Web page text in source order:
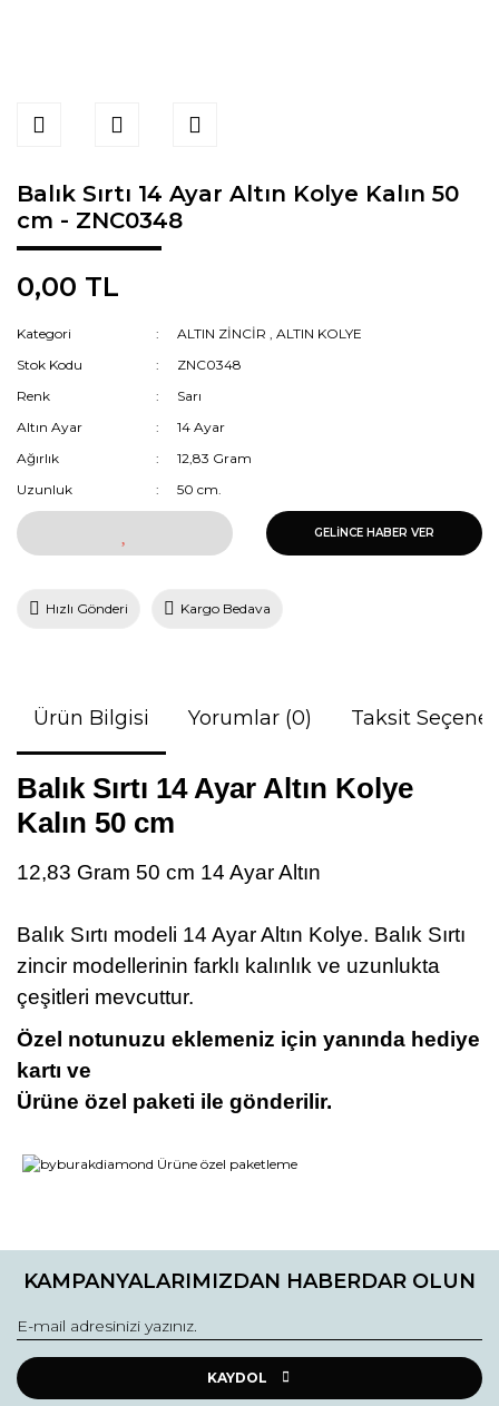
Balık Sırtı 14 Ayar Altın Kolye Kalın 50
cm - ZNC0348
0,00 TL
Kategori ALTIN ZİNCİR ,ALTIN KOLYE
Stok Kodu
ZNC0348
Renk
Sarı
Altın Ayar
14 Ayar
Ağırlık
12,83 Gram
Uzunluk
50 cm.
GELİNCE HABER VER
Hızlı Gönderi Kargo Bedava
Ürün Bilgisi Yorumlar (0) Taksit
Balık Sırtı 14 Ayar Altın Kolye
Kalın 50 cm
12,83 Gram 50 cm 14 Ayar Altın
Balık Sırtı modeli 14 Ayar Altın Kolye. Balık Sırtı
zincir modellerinin farklı kalınlık ve uzunlukta
çeşitleri mevcuttur.
Özel notunuzu eklemeniz için yanında hediye
kartı ve
Ürüne özel paketi ile gönderilir.
konularda yetersiz gördüğünüz noktaları öneri formunu
Görüş ve önerileriniz için teşekkür ederiz.
Ürün resmi kalitesiz, bozuk veya görüntülenemiyor.
Ürün açıklamasında eksik bilgiler bulunuyor.
KAMPANYALARIMIZDAN HABERDAR OLUN
KAYDOL